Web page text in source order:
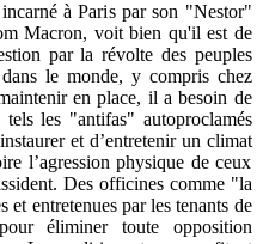
à Paris par son "Nestor"
Macron, voit bien qu'il est de
par la révolte des peuples
le monde, y compris chez
en place, il a besoin de
les "antifas" autoproclamés
et d’entretenir un climat
l’agression physique de ceux
Des officines comme "la
et entretenues par les tenants de
éliminer toute opposition